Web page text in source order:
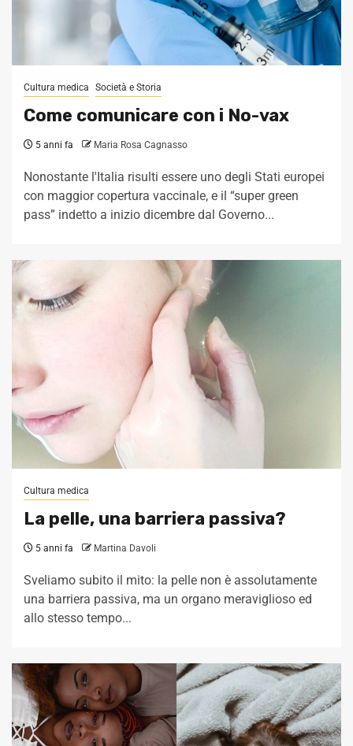
Cultura medica Società e Storia
Come comunicare con i No-vax
5 anni fa Maria Rosa Cagnasso
Nonostante l'Italia risulti essere uno degli Stati europei
con maggior copertura vaccinale, e il “super green
pass” indetto a inizio dicembre dal Governo...
Cultura medica
La pelle, una barriera passiva?
5 anni fa Martina Davoli
Sveliamo subito il mito: la pelle non è assolutamente
una barriera passiva, ma un organo meraviglioso ed
allo stesso tempo...